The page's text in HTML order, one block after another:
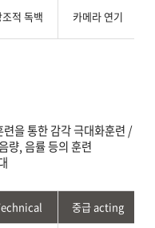
조적 독백 카메라 연기
을 통한 감각 극대화훈련 /
량, 음률 등의 훈련
중급 acting